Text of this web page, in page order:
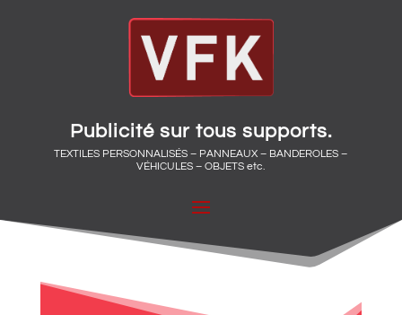
Publicité sur tous supports.
TEXTILES PERSONNALISÉS – PANNEAUX – BANDEROLES –
VÉHICULES – OBJETS etc.